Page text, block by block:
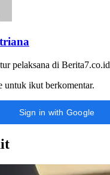
pelaksana di Berita7.co.id
untuk ikut berkomentar.
Sign in with Google